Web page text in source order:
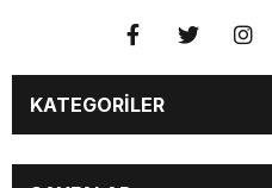
KATEGORİLER
GÜNDEM